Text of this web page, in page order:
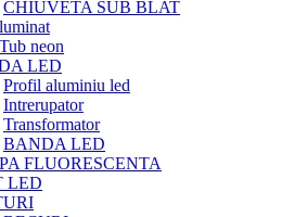
CHIUVETA SUB BLAT
neon
LED
Profil aluminiu led
Intrerupator
Transformator
BANDA LED
FLUORESCENTA
LED